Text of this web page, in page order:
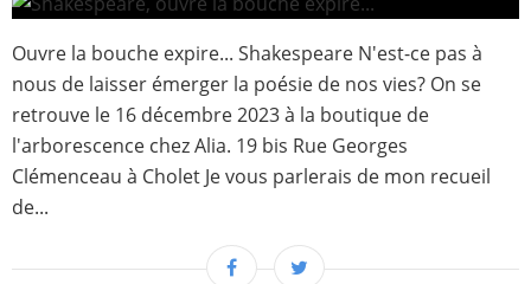
Ouvre la bouche expire... Shakespeare N'est-ce pas à
nous de laisser émerger la poésie de nos vies? On se
retrouve le 16 décembre 2023 à la boutique de
l'arborescence chez Alia. 19 bis Rue Georges
Clémenceau à Cholet Je vous parlerais de mon recueil
de...